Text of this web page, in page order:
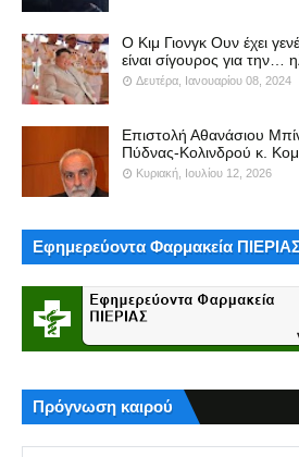
Ο Κιμ Γιονγκ Ουν έχει
είναι σίγουρος για την…
Δευτέρα, Ιανουαρίου 08, 2024
Επιστολή Αθανάσιου
Πύδνας-Κολινδρού κ.
Κυριακή, Ιουλίου 12, 2026
Εφημερεύοντα Φαρμακεία
Πρόγνωση καιρού